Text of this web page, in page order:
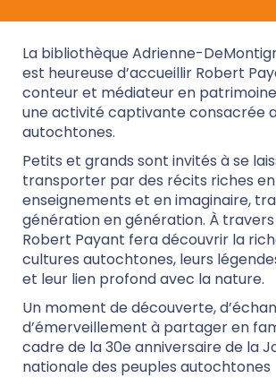
La bibliothèque Adrienne-
est heureuse d’accueillir Robert
conteur et médiateur en
une activité captivante consacrée
autochtones.
Petits et grands sont invités à se
transporter par des récits riches
enseignements et en imaginaire,
génération en génération. À travers
Robert Payant fera découvrir la
cultures autochtones, leurs
et leur lien profond avec la nature.
Un moment de découverte,
d’émerveillement à partager en
cadre de la 30e anniversaire de la
nationale des peuples autochtones